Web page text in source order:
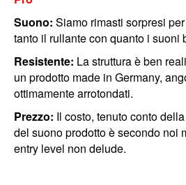
Suono: Siamo rimasti sorpresi
tanto il rullante con quanto i suoni
Resistente: La struttura è ben
un prodotto made in Germany,
ottimamente arrotondati.
Prezzo: Il costo, tenuto conto
del suono prodotto è secondo noi
entry level non delude.